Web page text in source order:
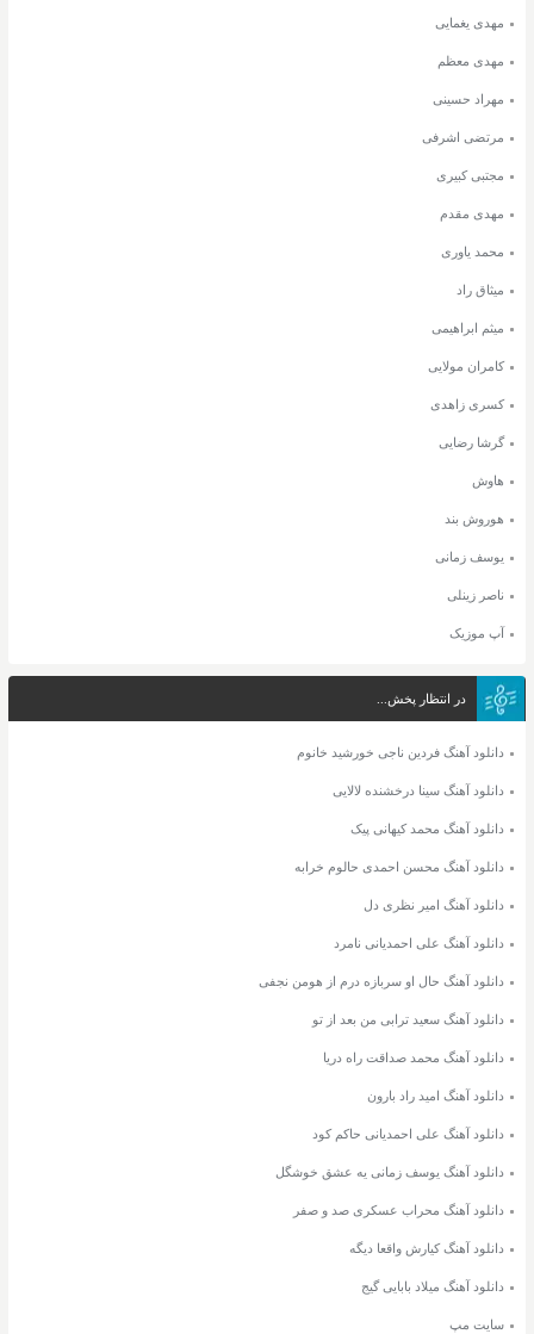
مهدی یغمایی
مهدی معظم
مهراد حسینی
مرتضی اشرفی
مجتبی کبیری
مهدی مقدم
محمد یاوری
میثاق راد
میثم ابراهیمی
کامران مولایی
کسری زاهدی
گرشا رضایی
هاوش
هوروش بند
یوسف زمانی
ناصر زینلی
آپ موزیک
در انتظار پخش...
دانلود آهنگ فردین ناجی خورشید خانوم
دانلود آهنگ سینا درخشنده لالایی
دانلود آهنگ محمد کیهانی پیک
دانلود آهنگ محسن احمدی حالوم خرابه
دانلود آهنگ امیر نظری دل
دانلود آهنگ علی احمدیانی نامرد
دانلود آهنگ حال او سربازه درم از هومن نجفی
دانلود آهنگ سعید ترابی من بعد از تو
دانلود آهنگ محمد صداقت راه دریا
دانلود آهنگ امید راد بارون
دانلود آهنگ علی احمدیانی حاکم کود
دانلود آهنگ یوسف زمانی یه عشق خوشگل
دانلود آهنگ محراب عسکری صد و صفر
دانلود آهنگ کیارش واقعا دیگه
دانلود آهنگ میلاد بابایی گیج
سایت مپ